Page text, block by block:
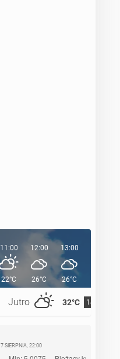
Jutro 32°C 14°C
11:00
22°C
12:00
26°C
13:00
26°C
7 SIERPNIA, 22:00